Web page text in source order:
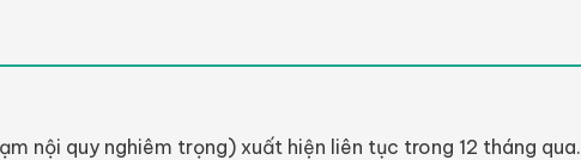
nội quy nghiêm trọng) xuất hiện liên tục trong 12 tháng qua.